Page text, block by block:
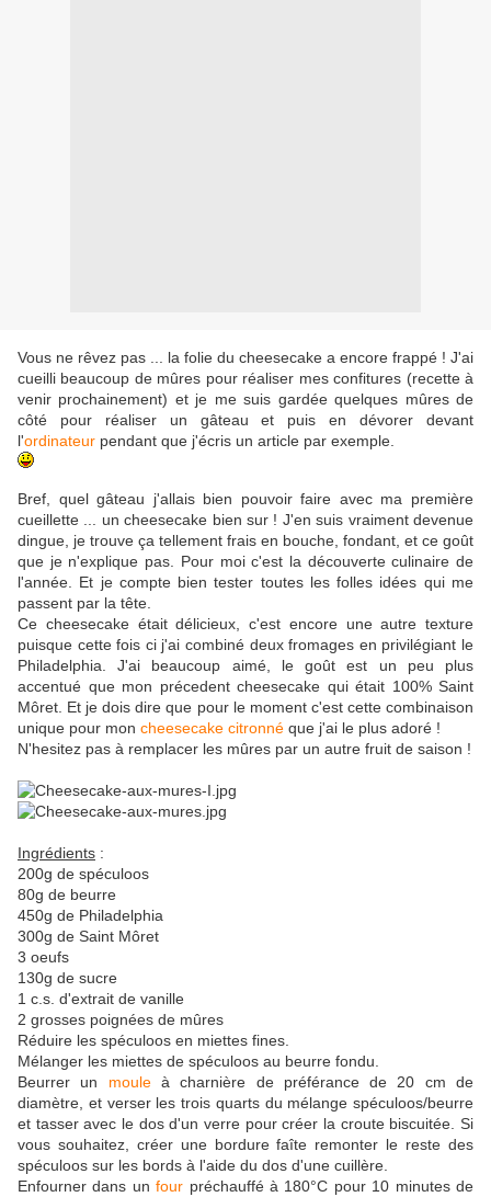
Vous ne rêvez pas ... la folie du cheesecake a encore frappé ! J'ai
cueilli beaucoup de mûres pour réaliser mes confitures (recette à
venir prochainement) et je me suis gardée quelques mûres de
côté pour réaliser un gâteau et puis en dévorer devant
l'ordinateur pendant que j'écris un article par exemple.
Bref, quel gâteau j'allais bien pouvoir faire avec ma première
cueillette ... un cheesecake bien sur ! J'en suis vraiment devenue
dingue, je trouve ça tellement frais en bouche, fondant, et ce goût
que je n'explique pas. Pour moi c'est la découverte culinaire de
l'année. Et je compte bien tester toutes les folles idées qui me
passent par la tête.
Ce cheesecake était délicieux, c'est encore une autre texture
puisque cette fois ci j'ai combiné deux fromages en privilégiant le
Philadelphia. J'ai beaucoup aimé, le goût est un peu plus
accentué que mon précedent cheesecake qui était 100% Saint
Môret. Et je dois dire que pour le moment c'est cette combinaison
unique pour mon cheesecake citronné que j'ai le plus adoré !
N'hesitez pas à remplacer les mûres par un autre fruit de saison !
Ingrédients :
200g de spéculoos
80g de beurre
450g de Philadelphia
300g de Saint Môret
3 oeufs
130g de sucre
1 c.s. d'extrait de vanille
2 grosses poignées de mûres
Réduire les spéculoos en miettes fines.
Mélanger les miettes de spéculoos au beurre fondu.
Beurrer un mouleà charnière de préférance de 20 cm de
diamètre, et verser les trois quarts du mélange spéculoos/beurre
et tasser avec le dos d'un verre pour créer la croute biscuitée. Si
vous souhaitez, créer une bordure faîte remonter le reste des
spéculoos sur les bords à l'aide du dos d'une cuillère.
Enfourner dans unfour préchauffé à 180°C pour 10 minutes de